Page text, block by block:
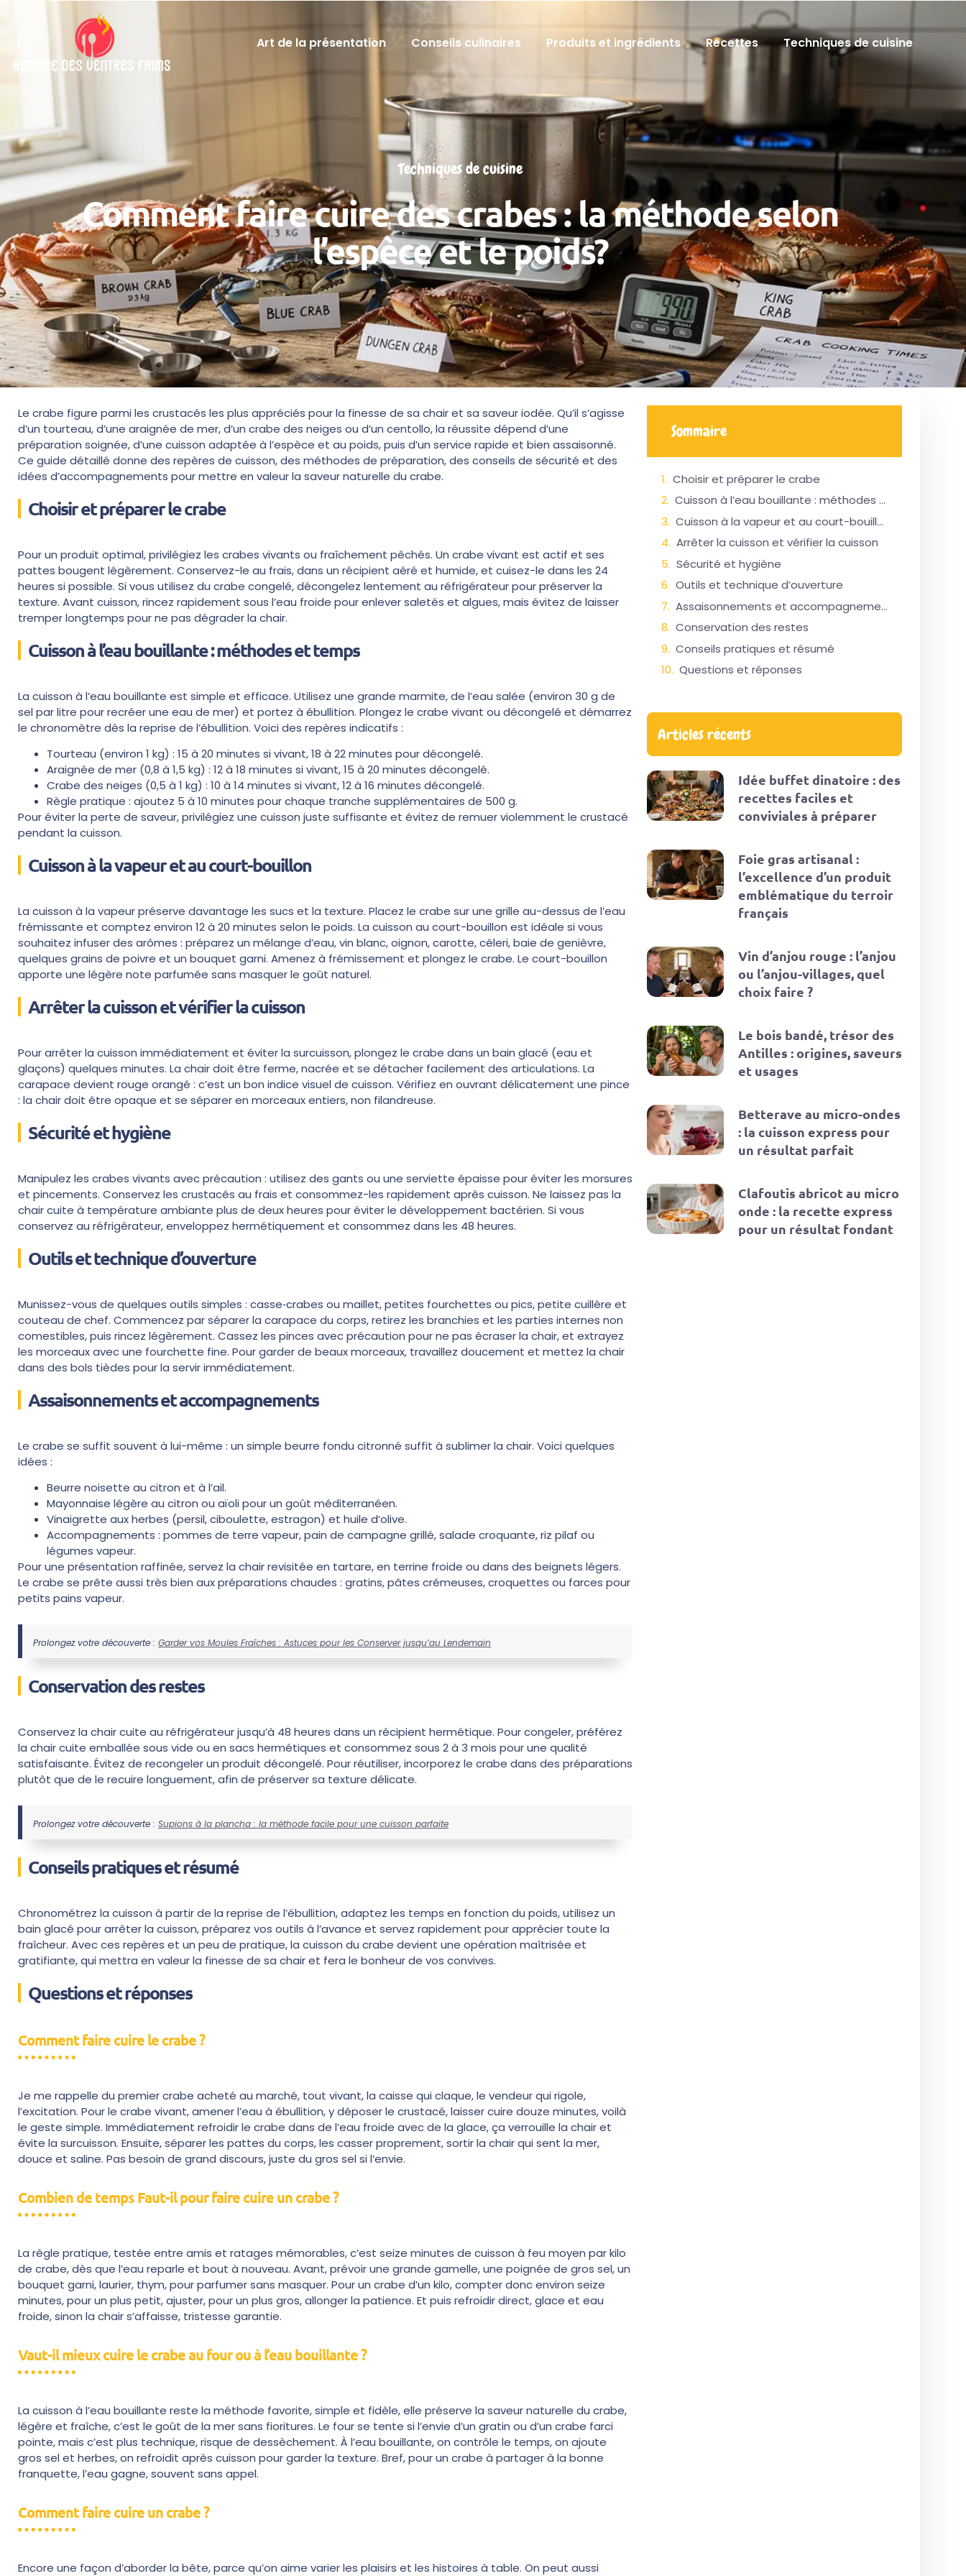
Art de la présentation Conseils culinaires Produits et ingrédients Recettes Techniques de cuisine
Techniques de cuisine
Comment faire cuire des crabes : la méthode selon
l’espèce et le poids?
Le crabe figure parmi les crustacés les plus appréciés pour la finesse de sa chair et sa saveur iodée. Qu’il s’agisse
d’un tourteau, d’une araignée de mer, d’un crabe des neiges ou d’un centollo, la réussite dépend d’une
préparation soignée, d’une cuisson adaptée à l’espèce et au poids, puis d’un service rapide et bien assaisonné.
Ce guide détaillé donne des repères de cuisson, des méthodes de préparation, des conseils de sécurité et des
idées d’accompagnements pour mettre en valeur la saveur naturelle du crabe.
Choisir et préparer le crabe
Pour un produit optimal, privilégiez les crabes vivants ou fraîchement pêchés. Un crabe vivant est actif et ses
pattes bougent légèrement. Conservez-le au frais, dans un récipient aéré et humide, et cuisez-le dans les 24
heures si possible. Si vous utilisez du crabe congelé, décongelez lentement au réfrigérateur pour préserver la
texture. Avant cuisson, rincez rapidement sous l’eau froide pour enlever saletés et algues, mais évitez de laisser
tremper longtemps pour ne pas dégrader la chair.
Cuisson à l’eau bouillante : méthodes et temps
La cuisson à l’eau bouillante est simple et efficace. Utilisez une grande marmite, de l’eau salée (environ 30 g de
sel par litre pour recréer une eau de mer) et portez à ébullition. Plongez le crabe vivant ou décongelé et démarrez
le chronomètre dès la reprise de l’ébullition. Voici des repères indicatifs :
Tourteau (environ 1 kg) : 15 à 20 minutes si vivant, 18 à 22 minutes pour décongelé.
Araignée de mer (0,8 à 1,5 kg) : 12 à 18 minutes si vivant, 15 à 20 minutes décongelé.
Crabe des neiges (0,5 à 1 kg) : 10 à 14 minutes si vivant, 12 à 16 minutes décongelé.
Règle pratique : ajoutez 5 à 10 minutes pour chaque tranche supplémentaires de 500 g.
Pour éviter la perte de saveur, privilégiez une cuisson juste suffisante et évitez de remuer violemment le crustacé
pendant la cuisson.
Cuisson à la vapeur et au court-bouillon
La cuisson à la vapeur préserve davantage les sucs et la texture. Placez le crabe sur une grille au-dessus de l’eau
frémissante et comptez environ 12 à 20 minutes selon le poids. La cuisson au court-bouillon est idéale si vous
souhaitez infuser des arômes : préparez un mélange d’eau, vin blanc, oignon, carotte, céleri, baie de genièvre,
quelques grains de poivre et un bouquet garni. Amenez à frémissement et plongez le crabe. Le court-bouillon
apporte une légère note parfumée sans masquer le goût naturel.
Arrêter la cuisson et vérifier la cuisson
Pour arrêter la cuisson immédiatement et éviter la surcuisson, plongez le crabe dans un bain glacé (eau et
glaçons) quelques minutes. La chair doit être ferme, nacrée et se détacher facilement des articulations. La
carapace devient rouge orangé : c’est un bon indice visuel de cuisson. Vérifiez en ouvrant délicatement une pince
: la chair doit être opaque et se séparer en morceaux entiers, non filandreuse.
Sécurité et hygiène
Manipulez les crabes vivants avec précaution : utilisez des gants ou une serviette épaisse pour éviter les morsures
et pincements. Conservez les crustacés au frais et consommez-les rapidement après cuisson. Ne laissez pas la
chair cuite à température ambiante plus de deux heures pour éviter le développement bactérien. Si vous
conservez au réfrigérateur, enveloppez hermétiquement et consommez dans les 48 heures.
Outils et technique d’ouverture
Munissez-vous de quelques outils simples : casse‑crabes ou maillet, petites fourchettes ou pics, petite cuillère et
couteau de chef. Commencez par séparer la carapace du corps, retirez les branchies et les parties internes non
comestibles, puis rincez légèrement. Cassez les pinces avec précaution pour ne pas écraser la chair, et extrayez
les morceaux avec une fourchette fine. Pour garder de beaux morceaux, travaillez doucement et mettez la chair
dans des bols tièdes pour la servir immédiatement.
Assaisonnements et accompagnements
Le crabe se suffit souvent à lui-même : un simple beurre fondu citronné suffit à sublimer la chair. Voici quelques
idées :
Beurre noisette au citron et à l’ail.
Mayonnaise légère au citron ou aïoli pour un goût méditerranéen.
Vinaigrette aux herbes (persil, ciboulette, estragon) et huile d’olive.
Accompagnements : pommes de terre vapeur, pain de campagne grillé, salade croquante, riz pilaf ou
légumes vapeur.
Pour une présentation raffinée, servez la chair revisitée en tartare, en terrine froide ou dans des beignets légers.
Le crabe se prête aussi très bien aux préparations chaudes : gratins, pâtes crémeuses, croquettes ou farces pour
petits pains vapeur.
Prolongez votre découverte : Garder vos Moules Fraîches : Astuces pour les Conserver jusqu’au Lendemain
Conservation des restes
Conservez la chair cuite au réfrigérateur jusqu’à 48 heures dans un récipient hermétique. Pour congeler, préférez
la chair cuite emballée sous vide ou en sacs hermétiques et consommez sous 2 à 3 mois pour une qualité
satisfaisante. Évitez de recongeler un produit décongelé. Pour réutiliser, incorporez le crabe dans des préparations
plutôt que de le recuire longuement, afin de préserver sa texture délicate.
Prolongez votre découverte : Supions à la plancha : la méthode facile pour une cuisson parfaite
Conseils pratiques et résumé
Chronométrez la cuisson à partir de la reprise de l’ébullition, adaptez les temps en fonction du poids, utilisez un
bain glacé pour arrêter la cuisson, préparez vos outils à l’avance et servez rapidement pour apprécier toute la
fraîcheur. Avec ces repères et un peu de pratique, la cuisson du crabe devient une opération maîtrisée et
gratifiante, qui mettra en valeur la finesse de sa chair et fera le bonheur de vos convives.
Questions et réponses
Comment faire cuire le crabe ?
Je me rappelle du premier crabe acheté au marché, tout vivant, la caisse qui claque, le vendeur qui rigole,
l’excitation. Pour le crabe vivant, amener l’eau à ébullition, y déposer le crustacé, laisser cuire douze minutes, voilà
le geste simple. Immédiatement refroidir le crabe dans de l’eau froide avec de la glace, ça verrouille la chair et
évite la surcuisson. Ensuite, séparer les pattes du corps, les casser proprement, sortir la chair qui sent la mer,
douce et saline. Pas besoin de grand discours, juste du gros sel si l’envie.
Combien de temps Faut-il pour faire cuire un crabe ?
La règle pratique, testée entre amis et ratages mémorables, c’est seize minutes de cuisson à feu moyen par kilo
de crabe, dès que l’eau reparle et bout à nouveau. Avant, prévoir une grande gamelle, une poignée de gros sel, un
bouquet garni, laurier, thym, pour parfumer sans masquer. Pour un crabe d’un kilo, compter donc environ seize
minutes, pour un plus petit, ajuster, pour un plus gros, allonger la patience. Et puis refroidir direct, glace et eau
froide, sinon la chair s’affaisse, tristesse garantie.
Vaut-il mieux cuire le crabe au four ou à l’eau bouillante ?
La cuisson à l’eau bouillante reste la méthode favorite, simple et fidèle, elle préserve la saveur naturelle du crabe,
légère et fraîche, c’est le goût de la mer sans fioritures. Le four se tente si l’envie d’un gratin ou d’un crabe farci
pointe, mais c’est plus technique, risque de dessèchement. À l’eau bouillante, on contrôle le temps, on ajoute
gros sel et herbes, on refroidit après cuisson pour garder la texture. Bref, pour un crabe à partager à la bonne
franquette, l’eau gagne, souvent sans appel.
Comment faire cuire un crabe ?
Encore une façon d’aborder la bête, parce qu’on aime varier les plaisirs et les histoires à table. On peut aussi
Sommaire
Choisir et préparer le crabe
Cuisson à l’eau bouillante : méthodes et temps
Cuisson à la vapeur et au court-bouillon
Arrêter la cuisson et vérifier la cuisson
Sécurité et hygiène
Outils et technique d’ouverture
Assaisonnements et accompagnements
Conservation des restes
Conseils pratiques et résumé
Questions et réponses
Articles récents
Idée buffet dinatoire : des
recettes faciles et
conviviales à préparer
Foie gras artisanal :
l’excellence d’un produit
emblématique du terroir
français
Vin d’anjou rouge : l’anjou
ou l’anjou-villages, quel
choix faire ?
Le bois bandé, trésor des
Antilles : origines, saveurs
et usages
Betterave au micro-ondes
: la cuisson express pour
un résultat parfait
Clafoutis abricot au micro
onde : la recette express
pour un résultat fondant